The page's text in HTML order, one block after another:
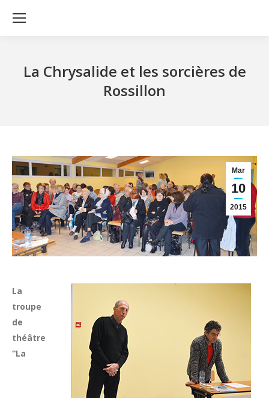
La Chrysalide et les sorcières de
Rossillon
Mar
10
2015
La
troupe
de
théâtre
“La